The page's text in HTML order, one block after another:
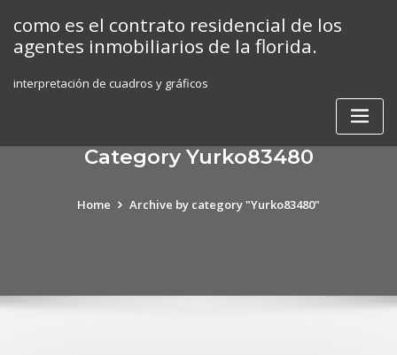
content
como es el contrato residencial de los
agentes inmobiliarios de la florida.
interpretación de cuadros y gráficos
Category Yurko83480
Home Archive by category "Yurko83480"